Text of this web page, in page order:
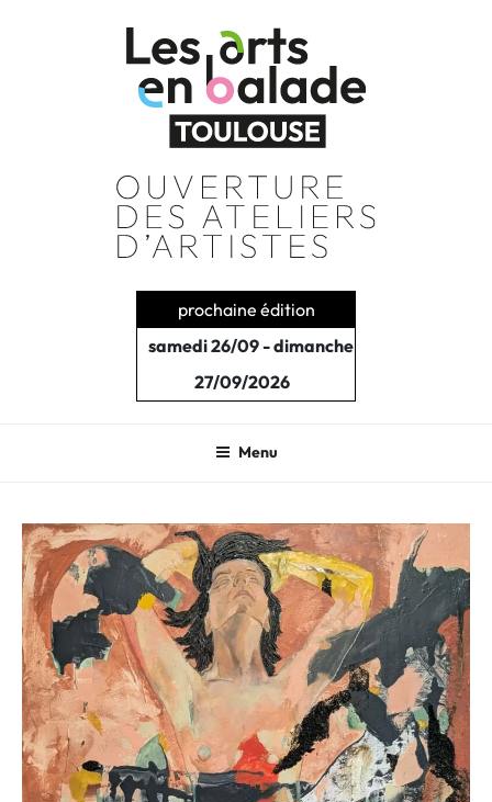
prochaine édition
samedi 26/09 - dimanche
27/09/2026
Menu